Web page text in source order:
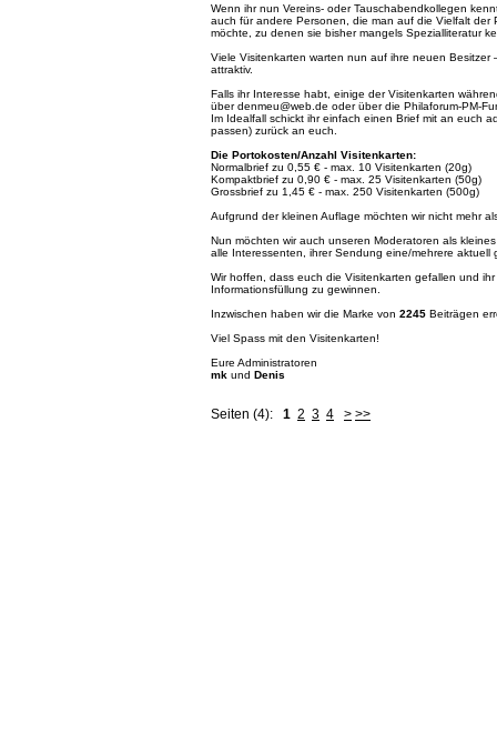
Wenn ihr nun Vereins- oder Tauschabendkollegen
auch für andere Personen, die man auf die Vielfalt der
möchte, zu denen sie bisher mangels Spezialliteratur
Viele Visitenkarten warten nun auf ihre neuen
attraktiv.
Falls ihr Interesse habt, einige der Visitenkarten
über denmeu@web.de oder über die Philaforum-PM-
Im Idealfall schickt ihr einfach einen Brief mit an euch
passen) zurück an euch.
Die Portokosten/Anzahl Visitenkarten:
Normalbrief zu 0,55 € - max. 10 Visitenkarten (20g)
Kompaktbrief zu 0,90 € - max. 25 Visitenkarten (50g)
Grossbrief zu 1,45 € - max. 250 Visitenkarten (500g)
Aufgrund der kleinen Auflage möchten wir nicht mehr
Nun möchten wir auch unseren Moderatoren als
alle Interessenten, ihrer Sendung eine/mehrere aktuell
Wir hoffen, dass euch die Visitenkarten gefallen und
Informationsfüllung zu gewinnen.
Inzwischen haben wir die Marke von 2245 Beiträgen
Viel Spass mit den Visitenkarten!
Eure Administratoren
mk und Denis
Seiten (4): 1 2 3 4 > >>